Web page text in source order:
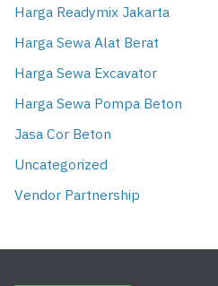
Harga Readymix Jakarta
Harga Sewa Alat Berat
Harga Sewa Excavator
Harga Sewa Pompa Beton
Jasa Cor Beton
Uncategorized
Vendor Partnership